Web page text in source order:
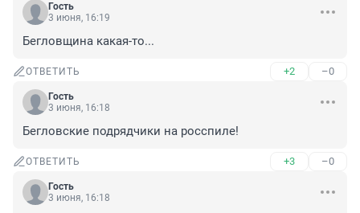
Гость
3 июня, 16:19
Бегловщина какая-то...
ОТВЕТИТЬ +2 –0
Гость
3 июня, 16:18
Бегловские подрядчики на росспиле!
ОТВЕТИТЬ +3 –0
Гость
3 июня, 16:18